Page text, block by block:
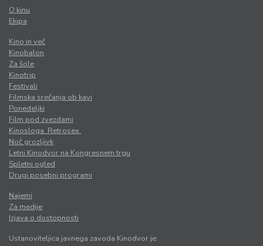
O kinu
Ekipa
Kino in več
Kinobalon
Za šole
Kinotrip
Festivali
Filmska srečanja ob kavi
Ponedeljki
Film pod zvezdami
Kinosloga. Retrosex.
Noč grozljivk
Letni Kinodvor na Kongresnem trgu
Spletni ogled
Drugi posebni programi
Najemi
Za medije
Izjava o dostopnosti
Ustanoviteljica javnega zavoda Kinodvor je: